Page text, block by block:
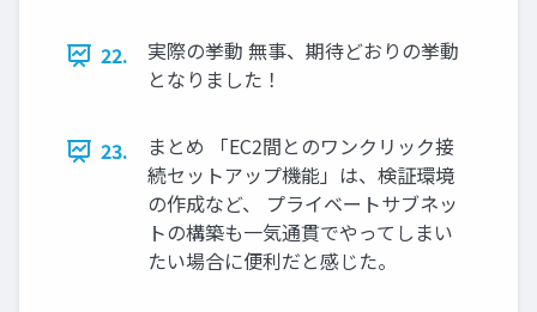
22.
実際の挙動 無事、期待どおりの挙動
となりました！
23.
まとめ 「EC2間とのワンクリック接
続セットアップ機能」は、検証環境
の作成など、 プライベートサブネッ
トの構築も一気通貫でやってしまい
たい場合に便利だと感じた。